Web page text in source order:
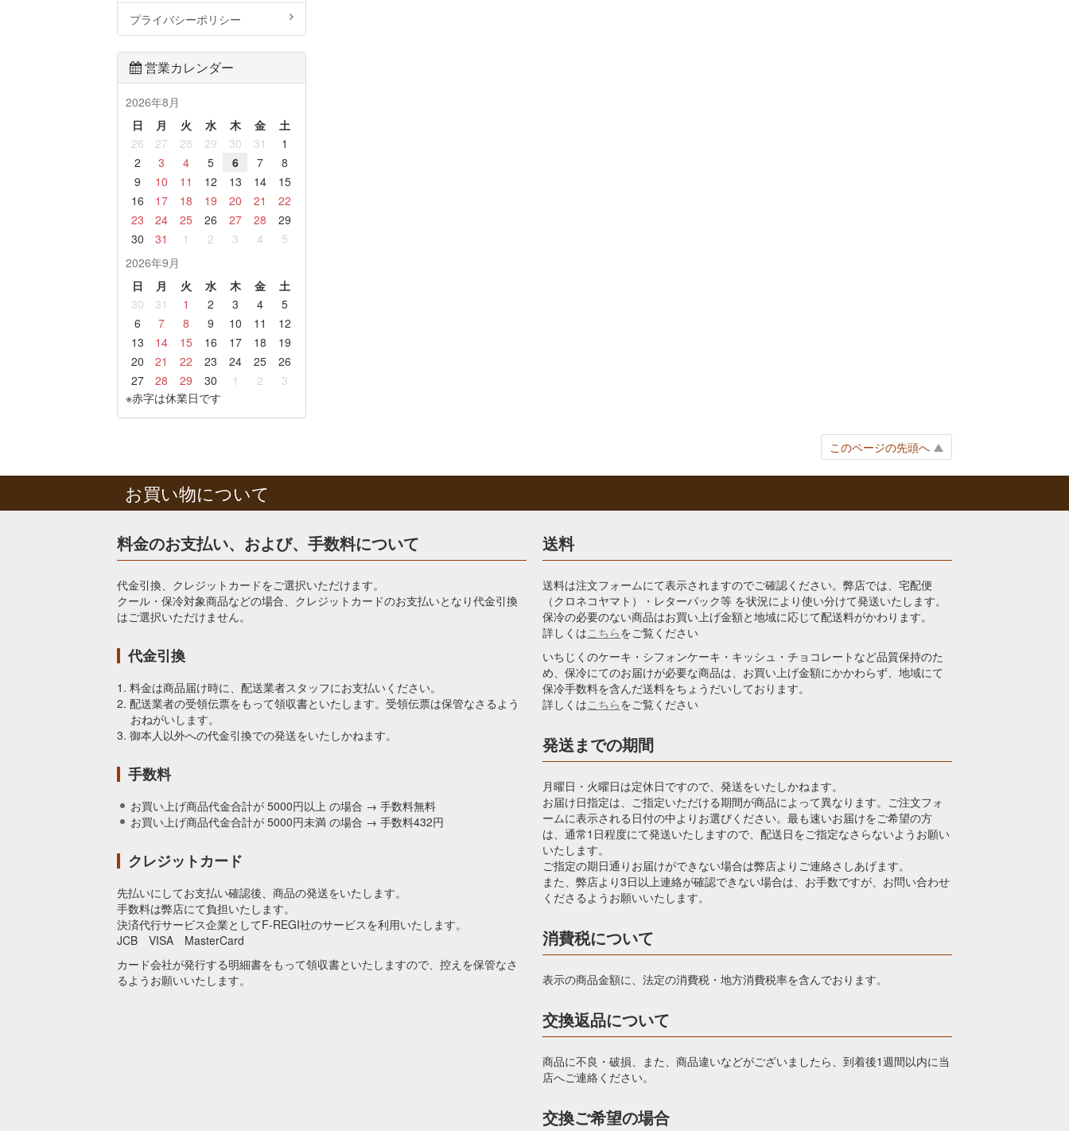
プライバシーポリシー
営業カレンダー
2026年8月
日
月 火 水 木 金
土
26
27 28 29 30 31
1
2
3 4 5 6 7
8
9
10 11 12 13 14
15
16
17 18 19 20 21
22
23
24 25 26 27 28
29
30
31 1 2 3 4
5
2026年9月
日
月 火 水 木 金
土
30
31 1 2 3 4
5
6
7 8 9 10 11
12
13
14 15 16 17 18
19
20
21 22 23 24 25
26
27
28 29 30 1 2
3
※赤字は休業日です
このページの先頭へ
お買い物について
料金のお支払い、および、手数料について
代金引換、クレジットカードをご選択いただけます。
クール・保冷対象商品などの場合、クレジットカードのお支払いとなり代金引換
はご選択いただけません。
代金引換
1. 料金は商品届け時に、配送業者スタッフにお支払いください。
2. 配送業者の受領伝票をもって領収書といたします。受領伝票は保管なさるよう
おねがいします。
3. 御本人以外への代金引換での発送をいたしかねます。
手数料
お買い上げ商品代金合計が 5000円以上 の場合 → 手数料無料
お買い上げ商品代金合計が 5000円未満 の場合 → 手数料432円
クレジットカード
先払いにしてお支払い確認後、商品の発送をいたします。
手数料は弊店にて負担いたします。
決済代行サービス企業としてF-REGI社のサービスを利用いたします。
JCB VISA MasterCard
カード会社が発行する明細書をもって領収書といたしますので、控えを保管なさ
るようお願いいたします。
送料
送料は注文フォームにて表示されますのでご確認ください。弊店では、宅配便
（クロネコヤマト）・レターパック等 を状況により使い分けて発送いたします。
保冷の必要のない商品はお買い上げ金額と地域に応じて配送料がかわります。
詳しくはこちらをご覧ください
いちじくのケーキ・シフォンケーキ・キッシュ・チョコレートなど品質保持のた
め、保冷にてのお届けが必要な商品は、お買い上げ金額にかかわらず、地域にて
保冷手数料を含んだ送料をちょうだいしております。
詳しくはこちらをご覧ください
発送までの期間
月曜日・火曜日は定休日ですので、発送をいたしかねます。
お届け日指定は、ご指定いただける期間が商品によって異なります。ご注文フォ
ームに表示される日付の中よりお選びください。最も速いお届けをご希望の方
は、通常1日程度にて発送いたしますので、配送日をご指定なさらないようお願い
いたします。
ご指定の期日通りお届けができない場合は弊店よりご連絡さしあげます。
また、弊店より3日以上連絡が確認できない場合は、お手数ですが、お問い合わせ
くださるようお願いいたします。
消費税について
表示の商品金額に、法定の消費税・地方消費税率を含んでおります。
交換返品について
商品に不良・破損、また、商品違いなどがございましたら、到着後1週間以内に当
店へご連絡ください。
交換ご希望の場合